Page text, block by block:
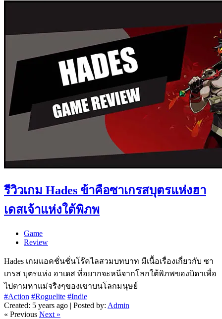
รีวิวเกม Hades ข้าคือซาเกรสบุตรแห่งฮา
เดสเจ้าแห่งใต้พิภพ
Game
Review
Hades เกมแอคชั่นชั่นโร๊คไลสวมบทบาท มีเนื้อเรื่องเกี่ยวกับ ซา
เกรส บุตรแห่ง ฮาเดส ที่อยากจะหนีจากโลกใต้พิภพของบิดาเพื่อ
ไปตามหาแม่จริงๆของเขาบนโลกมนุษย์
#Action #Roguelite #Indie
Created: 5 years ago | Posted by: Admin
« Previous Next »